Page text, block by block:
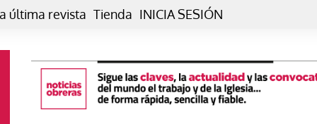
última revista Tienda INICIA SESIÓN